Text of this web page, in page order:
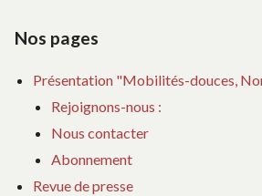
e
a
t
i
v
e
s
Nos pages
Présentation "Mobilités-douces,
Rejoignons-nous :
Nous contacter
Abonnement
Revue de presse